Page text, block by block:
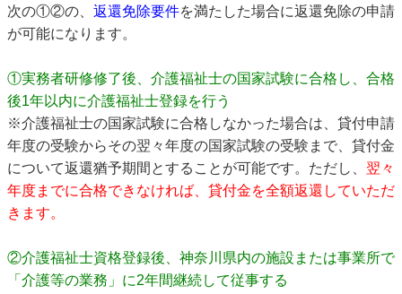
次の①②の、 返還免除要件を満たした場合に返還免除の申請
が可能になります。
①実務者研修修了後、介護福祉士の国家試験に合格し、合格
後1年以内に介護福祉士登録を行う
※介護福祉士の国家試験に合格しなかった場合は、貸付申請
年度の受験からその翌々年度の国家試験の受験まで、貸付金
について返還猶予期間とすることが可能です。ただし、 翌々
年度までに合格できなければ、貸付金を全額返還していただ
きます。
②介護福祉士資格登録後、神奈川県内の施設または事業所で
「介護等の業務」に2年間継続して従事する